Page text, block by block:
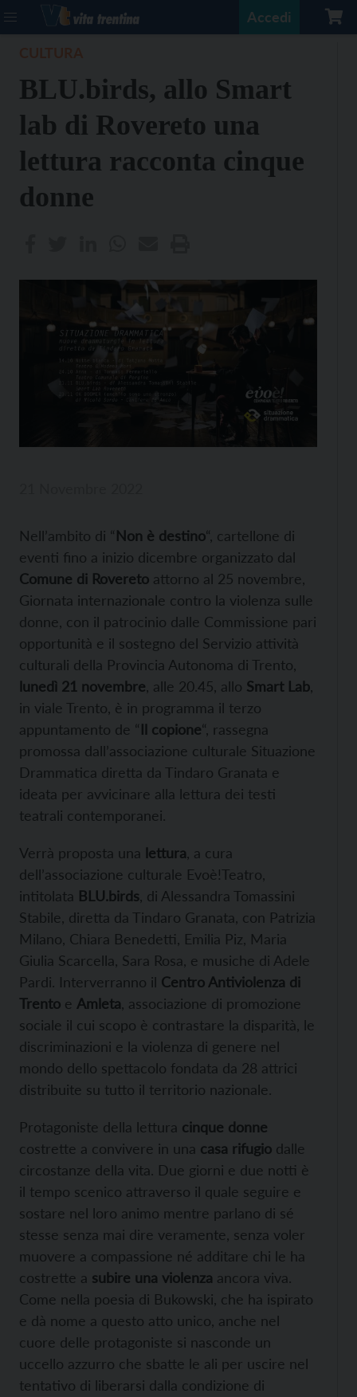
Accedi
BLU.birds, allo Smart
lab di Rovereto una
lettura racconta cinque
donne
Nell’ambito di “Non è destino“, cartellone di
eventi fino a inizio dicembre organizzato dal
Comune di Rovereto attorno al 25 novembre,
Giornata internazionale contro la violenza sulle
donne, con il patrocinio dalle Commissione pari
opportunità e il sostegno del Servizio attività
culturali della Provincia Autonoma di Trento,
lunedì 21 novembre , alle 20.45, allo Smart Lab
in viale Trento, è in programma il terzo
appuntamento de “Il copione“, rassegna
promossa dall’associazione culturale Situazione
Drammatica diretta da Tindaro Granata e
ideata per avvicinare alla lettura dei testi
teatrali contemporanei.
Verrà proposta una lettura , a cura
dell’associazione culturale Evoè!Teatro,
intitolata BLU.birds , di Alessandra Tomassini
Stabile, diretta da Tindaro Granata, con Patrizia
Milano, Chiara Benedetti, Emilia Piz, Maria
Giulia Scarcella, Sara Rosa, e musiche di Adele
Pardi. Interverranno il Centro Antiviolenza di
Trento e Amleta , associazione di promozione
sociale il cui scopo è contrastare la disparità, le
discriminazioni e la violenza di genere nel
mondo dello spettacolo fondata da 28 attrici
distribuite su tutto il territorio nazionale.
Protagoniste della lettura cinque donne
costrette a convivere in una casa rifugio dalle
circostanze della vita. Due giorni e due notti è
il tempo scenico attraverso il quale seguire e
sostare nel loro animo mentre parlano di sé
stesse senza mai dire veramente, senza voler
muovere a compassione né additare chi le ha
costrette a subire una violenza ancora viva.
Come nella poesia di Bukowski, che ha ispirato
e dà nome a questo atto unico, anche nel
cuore delle protagoniste si nasconde un
uccello azzurro che sbatte le ali per uscire nel
tentativo di liberarsi dalla condizione di